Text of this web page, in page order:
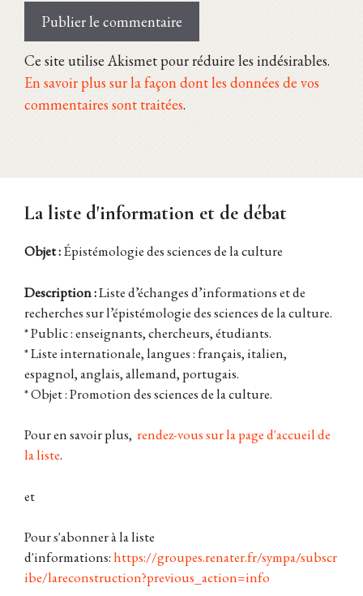
Ce site utilise Akismet pour réduire les indésirables.
En savoir plus sur la façon dont les données de vos
commentaires sont traitées.
La liste d'information et de débat
Objet :Épistémologie des sciences de la culture
Description :Liste d’échanges d’informations et de
recherches sur l’épistémologie des sciences de la culture.
* Public : enseignants, chercheurs, étudiants.
* Liste internationale, langues : français, italien,
espagnol, anglais, allemand, portugais.
* Objet : Promotion des sciences de la culture.
Pour en savoir plus, rendez-vous sur la page d'accueil de
la liste.
et
Pour s'abonner à la liste
d'informations:https://groupes.renater.fr/sympa/subscr
ibe/lareconstruction?previous_action=info